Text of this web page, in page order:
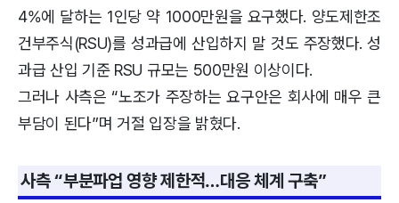
4%에 달하는 1인당 약 1000만원을 요구했다. 양도제한조
건부주식(RSU)를 성과급에 산입하지 말 것도 주장했다. 성
과급 산입 기준 RSU 규모는 500만원 이상이다.
그러나 사측은 “노조가 주장하는 요구안은 회사에 매우 큰
부담이 된다”며 거절 입장을 밝혔다.
사측 “부분파업 영향 제한적…대응 체계 구축”